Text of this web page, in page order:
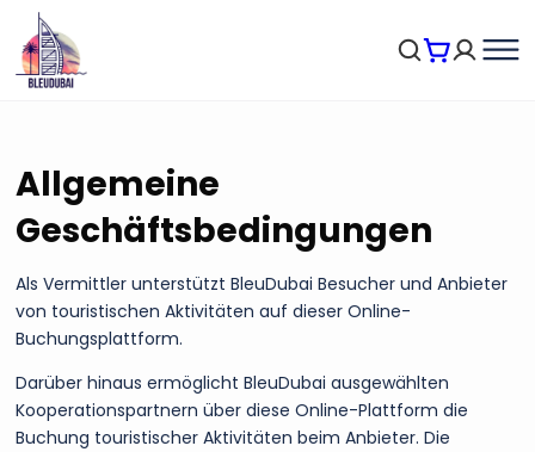
Allgemeine
Geschäftsbedingungen
Als Vermittler unterstützt BleuDubai Besucher und Anbieter
von touristischen Aktivitäten auf dieser Online-
Buchungsplattform.
Darüber hinaus ermöglicht BleuDubai ausgewählten
Kooperationspartnern über diese Online-Plattform die
Buchung touristischer Aktivitäten beim Anbieter. Die